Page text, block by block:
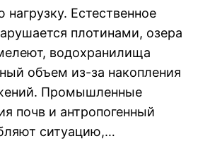
нагрузку. Естественное
плотинами, озера
водохранилища
объем из-за накопления
Промышленные
почв и антропогенный
ситуацию,…